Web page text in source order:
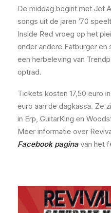
De middag begint met Jet
songs uit de jaren ’70
Inside Red vroeg op het
onder andere Fatburger en
een herbeleving van
optrad.
Tickets kosten 17,50 euro
euro aan de dagkassa. Ze
in Erp, GuitarKing en
Meer informatie over
Facebook pagina van het